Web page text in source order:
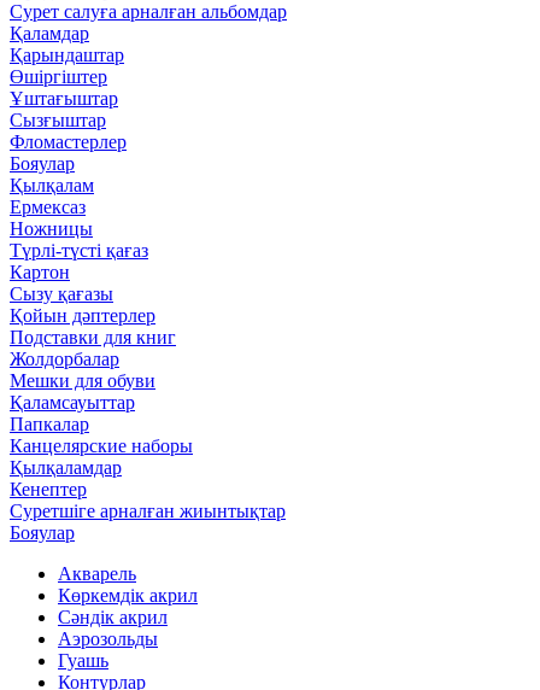
Сурет салуға арналған альбомдар
Қаламдар
Қарындаштар
Өшіргіштер
Ұштағыштар
Сызғыштар
Фломастерлер
Бояулар
Қылқалам
Ермексаз
Ножницы
Түрлі-түсті қағаз
Картон
Сызу қағазы
Қойын дәптерлер
Подставки для книг
Жолдорбалар
Мешки для обуви
Қаламсауыттар
Папкалар
Канцелярские наборы
Қылқаламдар
Кенептер
Суретшіге арналған жиынтықтар
Бояулар
Акварель
Көркемдік акрил
Сәндік акрил
Аэрозольды
Гуашь
Контурлар